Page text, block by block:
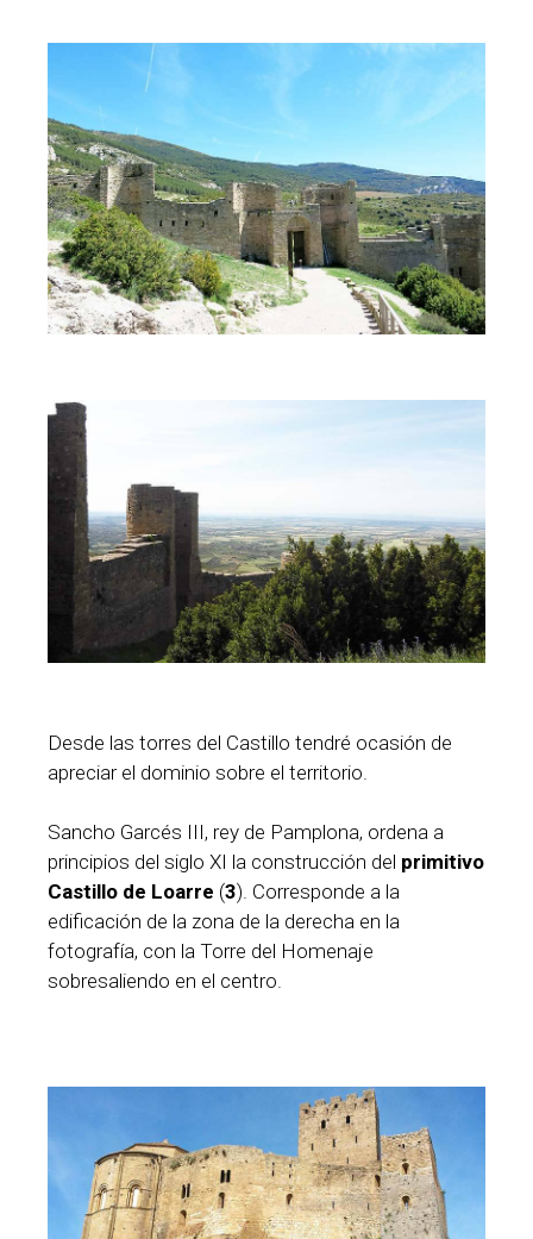
Desde las torres del Castillo tendré ocasión de
apreciar el dominio sobre el territorio.
Sancho Garcés III, rey de Pamplona, ordena a
principios del siglo XI la construcción del primitivo
Castillo de Loarre (3). Corresponde a la
edificación de la zona de la derecha en la
fotografía, con la Torre del Homenaje
sobresaliendo en el centro.